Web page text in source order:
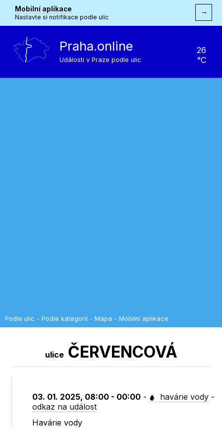
Mobilní aplikace
Nastavte si notifikace podle ulic
→
Praha.online
Události v Praze podle ulic
26
°C
Podle ulic - Podle kategorií - Mapa - Mobilní aplikace
uliceČERVENCOVÁ
03. 01. 2025, 08:00 - 00:00 - havárie vody -
odkaz na událost
Havárie vody